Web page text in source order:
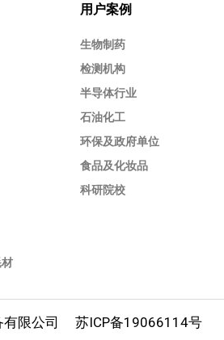
用户案例
生物制药
检测机构
半导体行业
石油化工
环保及政府单位
食品及化妆品
科研院校
限公司 苏ICP备19066114号